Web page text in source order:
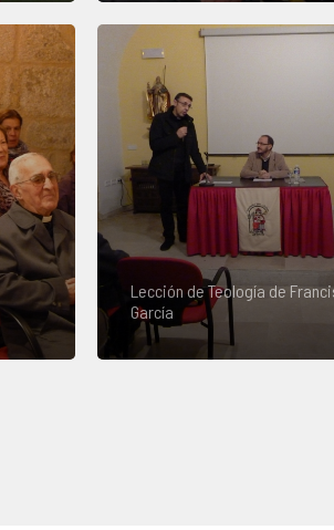
Lección de Teología de
García